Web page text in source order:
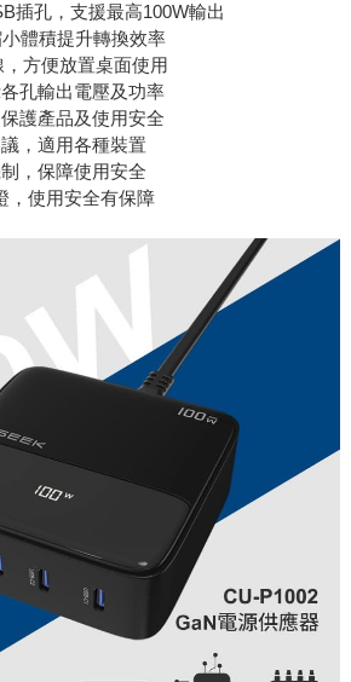
插孔，支援最高100W輸出
體積提升轉換效率
方便放置桌面使用
孔輸出電壓及功率
護產品及使用安全
，適用各種裝置
，保障使用安全
，使用安全有保障